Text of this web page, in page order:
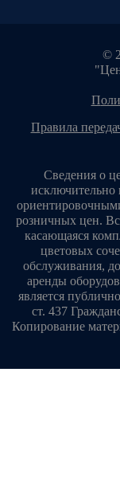
©
правила
Сведения о
исключительно
розничных цен.
касающаяся
цветовых
обслуживания,
аренды
является
ст. 437
Копирование